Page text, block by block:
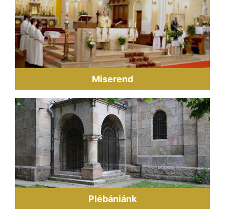
Miserend
Plébániánk